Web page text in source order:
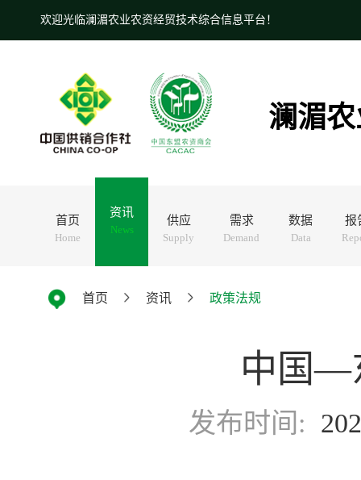
欢迎光临澜湄农业农资经贸技术综合信息平台！
澜湄
首页
Home
资讯
News
供应
Supply
需求
Demand
数据
Data
报
首页 资讯 政策法规
中国—
发布时间: